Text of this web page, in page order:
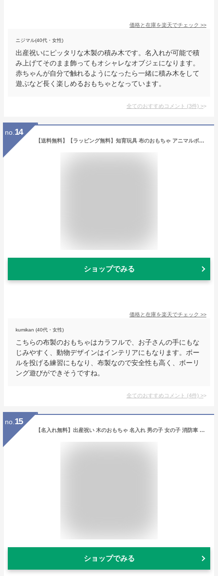
価格と在庫を楽天でチェック >>
ニジマル(40代・女性)
出産祝いにピッタリな木製の積み木です。名入れが可能で積
み上げてそのまま飾ってもオシャレなオブジェになります。
赤ちゃんが自分で触れるようになったら一緒に積み木をして
遊ぶなど長く楽しめるおもちゃとなっています。
全てのおすすめコメント (3件) >
no. 14
【送料無料】【ラッピング無料】知育玩具 布のおもちゃ アニマルボーリングセット_アンパサンド _対象年齢 1歳〜 | 出産祝い 出産お祝い 内祝い 誕生日プレゼント 誕生日祝い おもちゃ オモチャ 男の子 女の子 ベビー 幼児 子供 一歳 1歳児 子供 フト ベビーギフト
ショップでみる
価格と在庫を楽天でチェック >>
kumikan (40代・女性)
こちらの布製のおもちゃはカラフルで、お子さんの手にもな
じみやすく、動物デザインはインテリアにもなります。ボー
ルを投げる練習にもなり、布製なので安全性も高く、ボーリ
ング遊びができそうですね。
全てのおすすめコメント (4件) >
no. 15
【名入れ無料】出産祝い 木のおもちゃ 名入れ 男の子 女の子 消防車 カタカタ 森の消防隊 型はめ 車 エドインター 誕生日プレゼント 誕生日 1歳 2歳 3歳 男 女 ランキング 送料無料
ショップでみる